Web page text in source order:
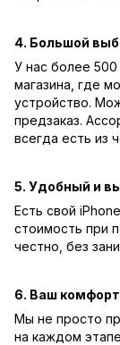
4. Большой
У нас более 500
магазина, где
устройство.
предзаказ.
всегда есть из
5. Удобный и
Есть свой
стоимость при
честно, без
6. Ваш
Мы не просто
на каждом